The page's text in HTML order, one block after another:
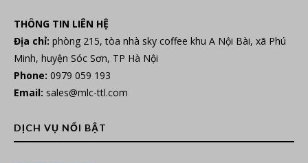
THÔNG TIN LIÊN HỆ
Địa chỉ: phòng 215, tòa nhà sky coffee khu A Nội Bài, xã Phú
Minh, huyện Sóc Sơn, TP Hà Nội
Phone: 0979 059 193
Email: sales@mlc-ttl.com
DỊCH VỤ NỔI BẬT